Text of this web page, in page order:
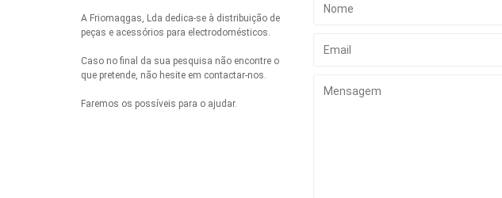
A Friomaqgas, Lda dedica-se à distribuição de
peças e acessórios para electrodomésticos.
Caso no final da sua pesquisa não encontre o
que pretende, não hesite em contactar-nos.
Faremos os possíveis para o ajudar.